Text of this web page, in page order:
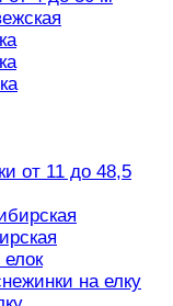
от 11 до 48,5
на елку